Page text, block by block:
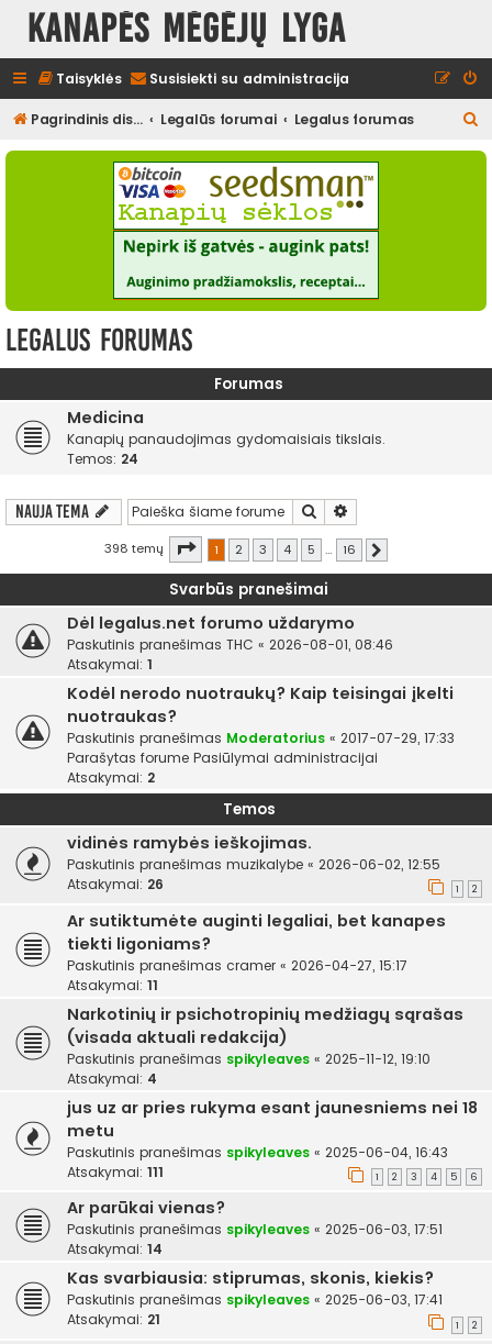
Kanapės mėgėjų lyga
Taisyklės Susisiekti su administracija
Pagrindinis diskusijų puslapis Legalūs forumai Legalus forumas
e
Legalus forumas
Forumas
Medicina
Kanapių panaudojimas gydomaisiais tikslais.
Temos: 24
Nauja tema Ieškoti
398 temų Puslapis iš 16
1 2 3 4 5 … 16
Svarbūs pranešimai
Dėl legalus.net forumo uždarymo
Paskutinis pranešimas THC « 2026-08-01, 08:46
Atsakymai: 1
Kodėl nerodo nuotraukų? Kaip teisingai įkelti
nuotraukas?
Paskutinis pranešimas Moderatorius « 2017-07-29, 17:33
Parašytas forume Pasiūlymai administracijai
Atsakymai: 2
Temos
vidinės ramybės ieškojimas.
Paskutinis pranešimas muzikalybe « 2026-06-02, 12:55
Atsakymai: 26 1 2
Ar sutiktumėte auginti legaliai, bet kanapes
tiekti ligoniams?
Paskutinis pranešimas cramer « 2026-04-27, 15:17
Atsakymai: 11
Narkotinių ir psichotropinių medžiagų sąrašas
(visada aktuali redakcija)
Paskutinis pranešimas spikyleaves « 2025-11-12, 19:10
Atsakymai: 4
jus uz ar pries rukyma esant jaunesniems nei 18
metu
Paskutinis pranešimas spikyleaves « 2025-06-04, 16:43
Atsakymai: 111 1 2 3 4 5 6
Ar parūkai vienas?
Paskutinis pranešimas spikyleaves « 2025-06-03, 17:51
Atsakymai: 14
Kas svarbiausia: stiprumas, skonis, kiekis?
Paskutinis pranešimas spikyleaves « 2025-06-03, 17:41
Atsakymai: 21 1 2